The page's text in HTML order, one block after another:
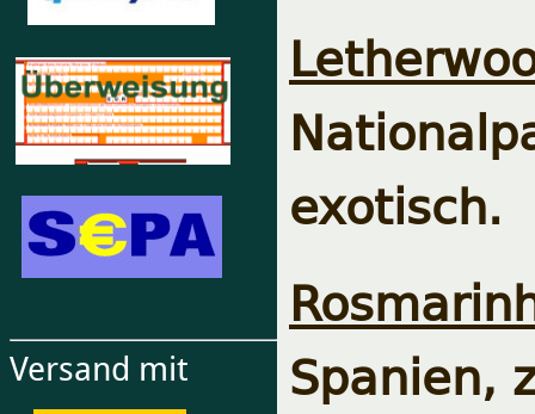
Versand mit
exotisch.
Spanien,